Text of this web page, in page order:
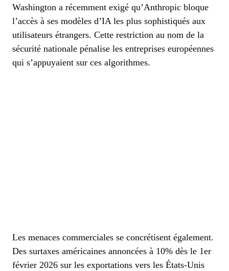
Washington a récemment exigé qu’Anthropic bloque
l’accès à ses modèles d’IA les plus sophistiqués aux
utilisateurs étrangers. Cette restriction au nom de la
sécurité nationale pénalise les entreprises européennes
qui s’appuyaient sur ces algorithmes.
Les menaces commerciales se concrétisent également.
Des surtaxes américaines annoncées à 10% dès le 1er
février 2026 sur les exportations vers les États-Unis